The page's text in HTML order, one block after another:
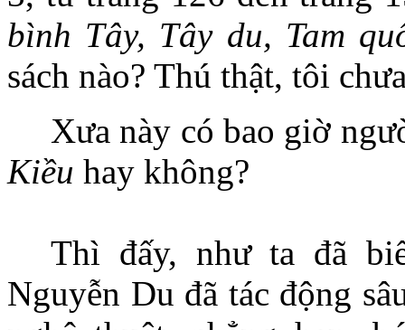
bình Tây, Tây du, Tam
sách nào? Thú thật, tôi
Xưa này có bao giờ
Kiều hay không?
Thì đấy, như ta đã
Nguyễn Du đã tác động